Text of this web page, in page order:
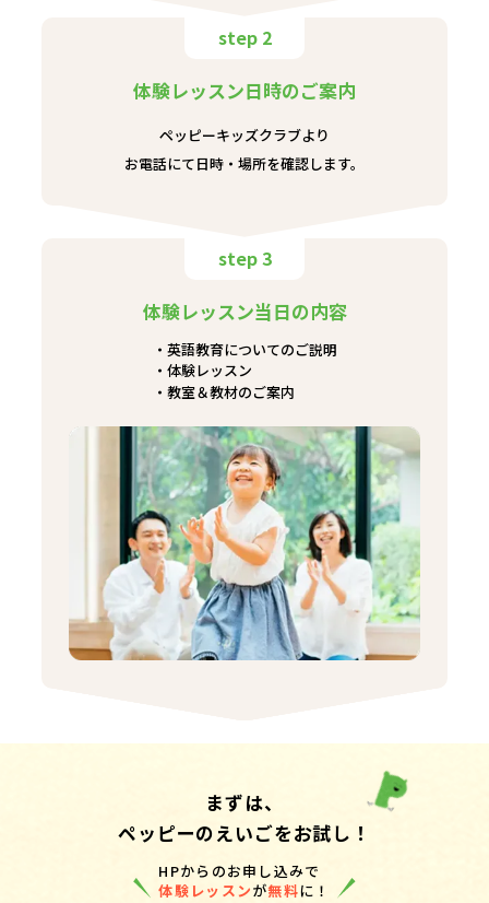
step 2
体験レッスン日時のご案内
ペッピーキッズクラブより
お電話にて日時・場所を確認します。
step 3
体験レッスン当日の内容
英語教育についてのご説明
体験レッスン
教室＆教材のご案内
まずは、
ペッピーのえいごをお試し！
HPからのお申し込みで
体験レッスンが無料に！